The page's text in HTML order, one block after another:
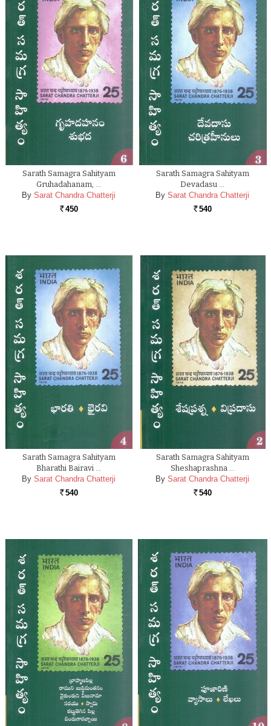
Sarath Samagra Sahityam
Gruhadahanam, …
By Sarat Chandra Chatterji
Rs. 450
Sarath Samagra Sahityam
Devadasu …
By Sarat Chandra Chatterji
Rs. 540
Sarath Samagra Sahityam
Bharathi Bairavi …
By Sarat Chandra Chatterji
Rs. 540
Sarath Samagra Sahityam
Sheshaprashna …
By Sarat Chandra Chatterji
Rs. 540